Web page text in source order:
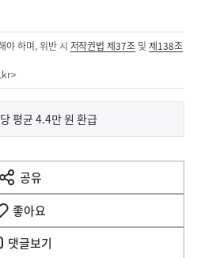
야 하며, 위반 시 저작권법 제37조 및제138조
>
평균 4.4만 원 환급
공유
열
기
좋아요
댓글보기